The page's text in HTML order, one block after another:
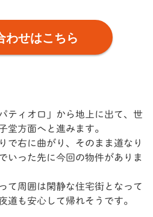
わせはこちら
ティオ口」から地上に出て、世
堂方面へと進みます。
で右に曲がり、そのまま道なり
いった先に今回の物件がありま
て周囲は閑静な住宅街となって
道も安心して帰れそうです。